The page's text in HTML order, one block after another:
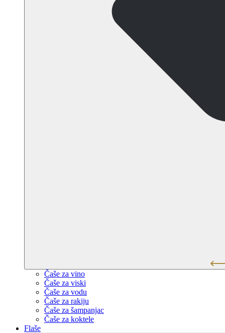
Čaše za vino
Čaše za viski
Čaše za vodu
Čaše za rakiju
Čaše za šampanjac
Čaše za koktele
Flaše